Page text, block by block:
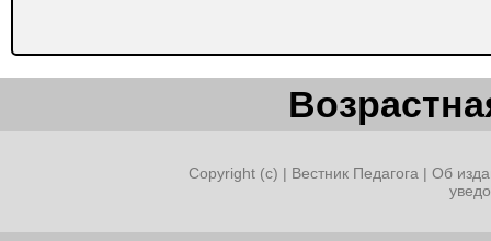
Copyright (c) | Вестник Педагога | Об